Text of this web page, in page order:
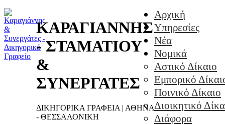
ΚΑΡΑΓΙΑΝΝΗΣ
- ΣΤΑΜΑΤΙΟΥ
&
ΣΥΝΕΡΓΑΤΕΣ
ΔΙΚΗΓΟΡΙΚΑ ΓΡΑΦΕΙΑ | ΑΘΗΝΑ
- ΘΕΣΣΑΛΟΝΙΚΗ
Αρχική
Υπηρεσίες
Νέα
Νομικά
Αστικό Δίκαιο
Εμπορικό
Ποινικό Δίκαιο
Διοικητικό
Διάφορα